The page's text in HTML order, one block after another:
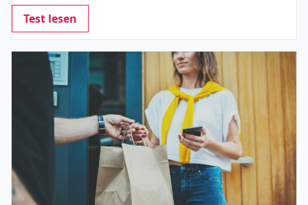
Test lesen